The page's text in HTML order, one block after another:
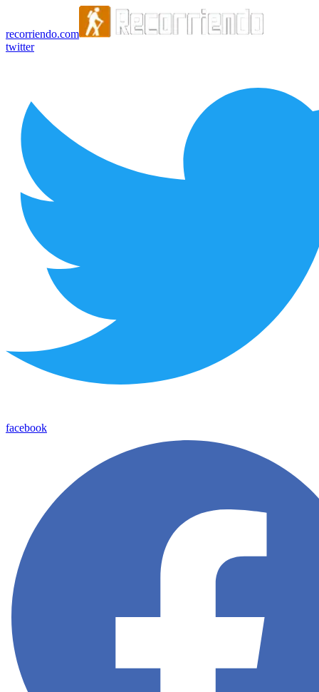
recorriendo.com
twitter
facebook